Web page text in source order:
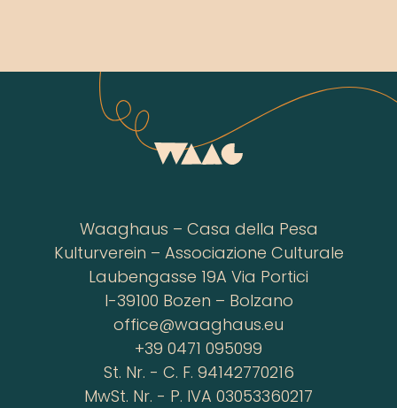
Waaghaus – Casa della Pesa
Kulturverein – Associazione Culturale
Laubengasse 19A Via Portici
I-39100 Bozen – Bolzano
office@waaghaus.eu
+39 0471 095099
St. Nr. - C. F. 94142770216
MwSt. Nr. - P. IVA 03053360217